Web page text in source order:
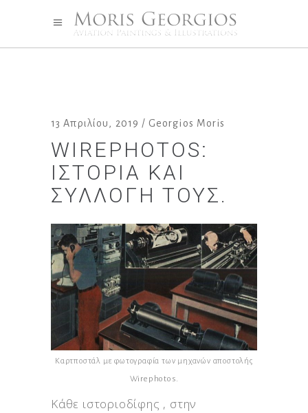
13 Απριλίου, 2019 Georgios Moris
WIREPHOTOS:
ΙΣΤΟΡΊΑ ΚΑΙ
ΣΥΛΛΟΓΉ ΤΟΥΣ.
Καρτποστάλ με φωτογραφία των μηχανών αποστολής
Wirephotos.
Κάθε ιστοριοδίφης , στην